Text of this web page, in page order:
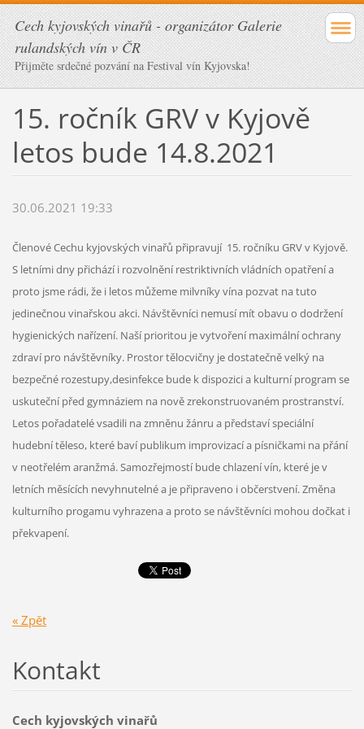
Cech kyjovských vinařů - organizátor Galerie
rulandských vín v ČR
Přijměte srdečné pozvání na Festival vín Kyjovska!
15. ročník GRV v Kyjově
letos bude 14.8.2021
30.06.2021 19:33
Členové Cechu kyjovských vinařů připravují 15. ročníku GRV v Kyjově.
S letními dny přichází i rozvolnění restriktivních vládních opatření a
proto jsme rádi, že i letos můžeme milvníky vína pozvat na tuto
jedinečnou vinařskou akci. Návštěvníci nemusí mít obavu o dodržení
hygienických nařízení. Naší prioritou je vytvoření maximální ochrany
zdraví pro návštěvníky. Prostor tělocvičny je dostatečně velký na
bezpečné rozestupy,desinfekce bude k dispozici a kulturní program se
uskuteční před gymnáziem na nově zrekonstruovaném prostranství.
Letos pořadatelé vsadili na zmněnu žánru a představí speciální
hudební těleso, které baví publikum improvizací a písničkami na přání
v neotřelém aranžmá. Samozřejmostí bude chlazení vín, které je v
letních měsících nevyhnutelné a je připraveno i občerstvení. Změna
kulturního progamu vyhrazena a proto se návštěvníci mohou dočkat i
překvapení.
« Zpět
Kontakt
Cech kyjovských vinařů